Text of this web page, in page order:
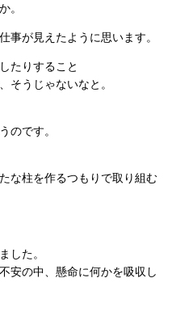
。
事が見えたように思います。
たりすること
そうじゃないなと。
のです。
な柱を作るつもりで取り組む
した。
安の中、懸命に何かを吸収し